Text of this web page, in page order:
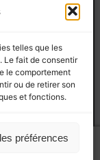
telles que les
Le fait de consentir
le comportement
ou de retirer son
et fonctions.
préférences